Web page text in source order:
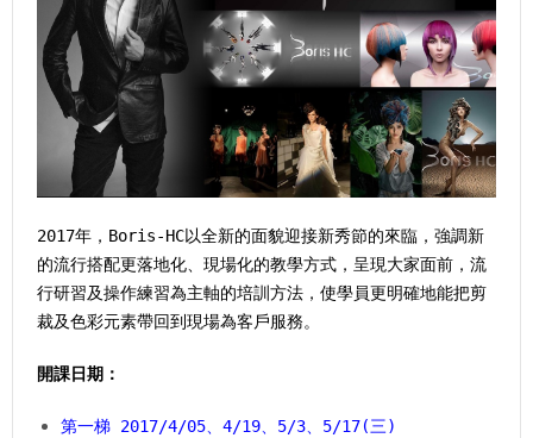
2017年，Boris-HC以全新的面貌迎接新秀節的來臨，強調新
的流行搭配更落地化、現場化的教學方式，呈現大家面前，流
行研習及操作練習為主軸的培訓方法，使學員更明確地能把剪
裁及色彩元素帶回到現場為客戶服務。
開課日期：
第一梯 2017/4/05、4/19、5/3、5/17(三)